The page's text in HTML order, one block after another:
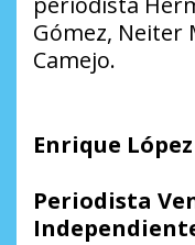
Gómez, Neiter
Camejo.
Enrique
Periodista